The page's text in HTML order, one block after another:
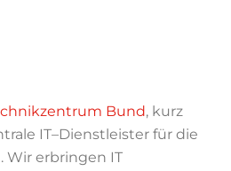
Bund, kurz
IT–Dienstleister für die
Wir erbringen IT